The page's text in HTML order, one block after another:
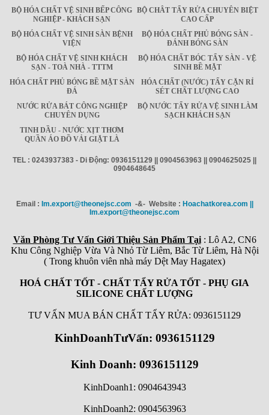
BỘ HÓA CHẤT VỆ SINH BẾP CÔNG
NGHIỆP - KHÁCH SẠN
BỘ CHÂT TẨY RỬA CHUYÊN BIỆT
CAO CẤP
BỘ HÓA CHẤT VỆ SINH SÀN BỆNH
VIỆN
BỘ HÓA CHẤT PHỦ BÓNG SÀN -
ĐÁNH BÓNG SÀN
BỘ HÓA CHẤT VỆ SINH KHÁCH
SẠN - TOÀ NHÀ - TTTM
BỘ HÓA CHẤT BÓC TẨY SÀN - VỆ
SINH BỀ MẶT
HÓA CHẤT PHỦ BÓNG BỀ MẶT SÀN
ĐÁ
HÓA CHẤT (NƯỚC) TẨY CẶN RỈ
SÉT CHẤT LƯỢNG CAO
NƯỚC RỬA BÁT CÔNG NGHIỆP
CHUYÊN DỤNG
BỘ NƯỚC TẨY RỬA VỆ SINH LÀM
SẠCH KHÁCH SẠN
TINH DẦU - NƯỚC XỊT THƠM
QUẦN ÁO ĐỒ VẢI GIẶT LÀ
TEL : 0243937383 - Di Động: 0936151129 || 0904563963 || 0904625025 ||
0904648645
Email : Im.export@theonejsc.com -&- Website : Hoachatkorea.com ||
Im.export@theonejsc.com
Văn Phòng Tư Vấn Giới Thiệu Sản Phẩm Tại: Lô A2, CN6
Khu Công Nghiệp Vừa Và Nhỏ Từ Liêm, Bắc Từ Liêm, Hà Nội
( Trong khuôn viên nhà máy Dệt May Hagatex)
HOÁ CHẤT TỐT - CHẤT TẨY RỬA TỐT - PHỤ GIA
SILICONE CHẤT LƯỢNG
TƯ VẤN MUA BÁN CHẤT TẨY RỬA: 0936151129
KinhDoanhTưVấn: 0936151129
Kinh Doanh: 0936151129
KinhDoanh1: 0904643943
KinhDoanh2: 0904563963